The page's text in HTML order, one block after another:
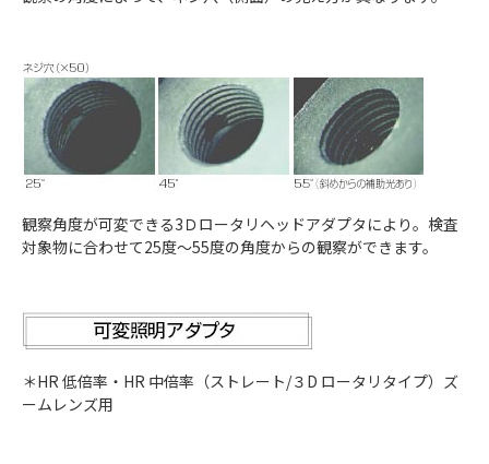
観察角度が可変できる3Ｄロータリヘッドアダプタにより。検査
対象物に合わせて25度～55度の角度からの観察ができます。
＊HR 低倍率・HR 中倍率（ストレート/３D ロータリタイプ）ズ
ームレンズ用